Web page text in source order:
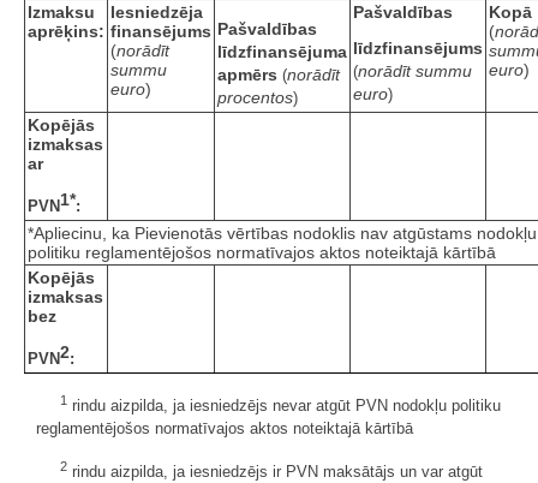
Izmaksu
aprēķins:
Iesniedzēja
finansējums
(norādīt
summu
euro)
Pašvaldības
līdzfinansējuma
apmērs (norādīt
procentos)
Pašvaldības
līdzfinansējums
(norādīt summu
euro)
Kopā
(
euro)
Kopējās
izmaksas
ar
PVN 1*:
*Apliecinu, ka Pievienotās vērtības nodoklis nav atgūstams nodokļu
politiku reglamentējošos normatīvajos aktos noteiktajā kārtībā
Kopējās
izmaksas
bez
PVN2:
1 rindu aizpilda, ja iesniedzējs nevar atgūt PVN nodokļu politiku
reglamentējošos normatīvajos aktos noteiktajā kārtībā
2 rindu aizpilda, ja iesniedzējs ir PVN maksātājs un var atgūt